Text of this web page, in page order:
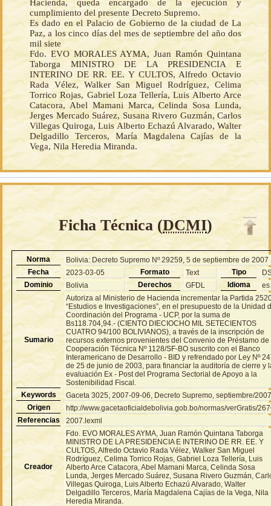
Hacienda, queda encargado de la ejecución y
cumplimiento del presente Decreto Supremo.
Es dado en el Palacio de Gobierno de la ciudad de La
Paz, a los cinco días del mes de septiembre del año dos
mil siete
Fdo. EVO MORALES AYMA, Juan Ramón Quintana
Taborga MINISTRO DE LA PRESIDENCIA E
INTERINO DE RR. EE. Y CULTOS, Alfredo Octavio
Rada Vélez, Walker San Miguel Rodríguez, Celima
Torrico Rojas, Gabriel Loza Tellería, Luis Alberto Arce
Catacora, Abel Mamani Marca, Celinda Sosa Lunda,
Jerges Mercado Suárez, Susana Rivero Guzmán, Carlos
Villegas Quiroga, Luis Alberto Echazú Alvarado, Walter
Delgadillo Terceros, María Magdalena Cajías de la
Vega, Nila Heredia Miranda.
Ficha Técnica (DCMI)
Norma
Bolivia: Decreto Supremo Nº 29259, 5 de septiembre de 2007
Fecha
2023-03-05 Formato Text Tipo
Dominio
Bolivia Derechos GFDL Idioma es
Sumario
Autoriza al Ministerio de Hacienda incrementar la Partida
“Estudios e Investigaciones”, en el presupuesto de la Unidad
Coordinación del Programa - UCP, por la suma de
Bs118.704,94.- (CIENTO DIECIOCHO MIL SETECIENTOS
CUATRO 94/100 BOLIVIANOS), a través de la inscripción de
recursos externos provenientes del Convenio de Préstamo de
Cooperación Técnica Nº 1128/SF-BO suscrito con el Banco
Interamericano de Desarrollo - BID y refrendado por Ley Nº
de 25 de junio de 2003, para financiar la auditoría de cierre y
evaluación Ex - Post del Programa Sectorial de Apoyo a la
Sostenibilidad Fiscal.
Keywords
Gaceta 3025, 2007-09-06, Decreto Supremo, septiembre/
Origen
http://www.gacetaoficialdebolivia.gob.bo/normas/verGratis/
Referencias
2007.lexml
Creador
Fdo. EVO MORALES AYMA, Juan Ramón Quintana Taborga
MINISTRO DE LA PRESIDENCIA E INTERINO DE RR. EE. Y
CULTOS, Alfredo Octavio Rada Vélez, Walker San Miguel
Rodríguez, Celima Torrico Rojas, Gabriel Loza Tellería, Luis
Alberto Arce Catacora, Abel Mamani Marca, Celinda Sosa
Lunda, Jerges Mercado Suárez, Susana Rivero Guzmán,
Villegas Quiroga, Luis Alberto Echazú Alvarado, Walter
Delgadillo Terceros, María Magdalena Cajías de la Vega, Nila
Heredia Miranda.